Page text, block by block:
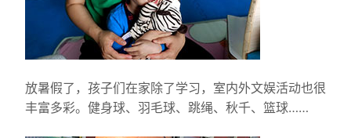
放暑假了，孩子们在家除了学习，室内外文娱活动也很
丰富多彩。健身球、羽毛球、跳绳、秋千、篮球……